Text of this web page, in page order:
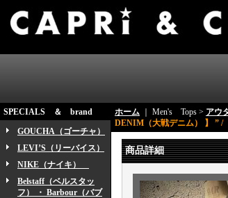
SPECIALS ＆ brand
GOUCHA（ゴーチャ）
LEVI’S（リーバイス）
NIKE（ナイキ）
Belstaff（ベルスタッ
フ） ・ Barbour（バブ
ホーム ｜ Men's Tops > アウ
DENIM（大戦デニム） 】 ” /
商品詳細